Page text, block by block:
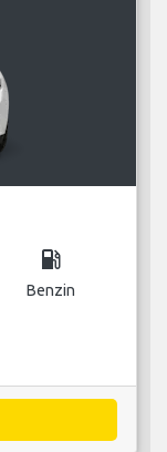
local_gas_station
Benzin